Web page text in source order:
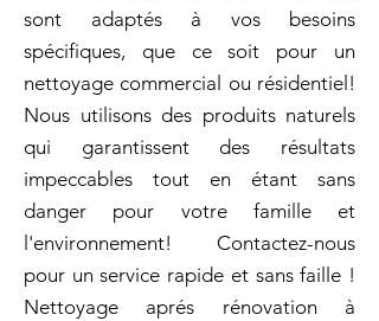
sont adaptés à vos besoins
spécifiques, que ce soit pour un
nettoyage commercial ou résidentiel!
Nous utilisons des produits naturels
qui garantissent des résultats
impeccables tout en étant sans
danger pour votre famille et
l'environnement! Contactez-nous
pour un service rapide et sans faille !
Nettoyage aprés rénovation à